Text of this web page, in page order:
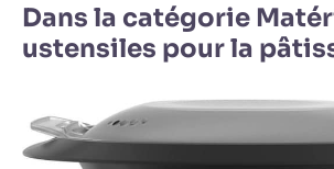
Dans la catégorie
ustensiles pour la